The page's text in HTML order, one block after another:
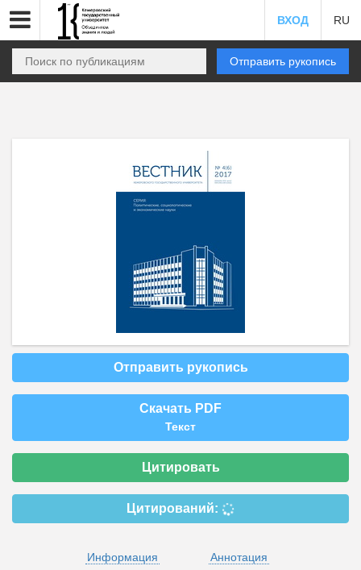
ВХОД RU
Отправить рукопись
Отправить рукопись
Скачать PDF
Текст
Цитировать
Цитирований:
Информация
Аннотация